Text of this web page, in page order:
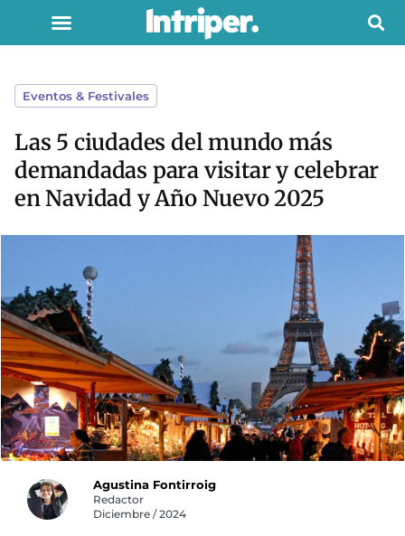
Eventos & Festivales
Las 5 ciudades del mundo más
demandadas para visitar y celebrar
en Navidad y Año Nuevo 2025
Agustina Fontirroig
Redactor
Diciembre / 2024